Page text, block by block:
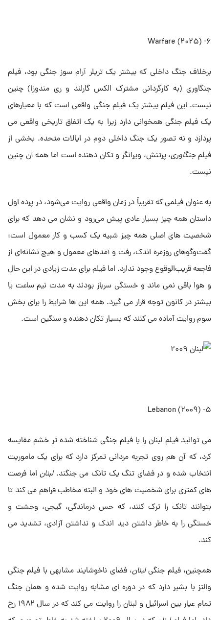
۶- Warfare (۲۰۲۵)
برخلاف جنگ داخلی که بیشتر یک تریلر آرام سوز جنگی بود، فیلم
جنگاوری (به کارگردانی مشترک الکس گارلند و ری مندوزا) چنین
نیست. این فیلم بیشتر یک فیلم جنگی واقعی است که با معیارهای
یک فیلم جنگی همخوانی دارد زیرا به یک اتفاق تاریخی واقعی می
پردازد و نه تصور یک جنگ داخلی دوم در ایالات متحده. بخشی از
فیلمجنگاوری، پرتنش، ویرانگر و تکان دهنده است اما همه آن چنین
نیست.
به عنوان فیلمی که تقریباً در زمان واقعی روایت می‌شود، در پرده اول
داستان همه چیز بسیار عادی پیش می‌رود و نشان می دهد که برای
شخصیت های اصلی همه چیز شبیه یک کسب و کار معمول است:
گفت‌وگوهای روزمره اندک، رفت و آمدهای معمول و هیچ نشانه‌ای از
فاجعه قریب‌الوقوع وجود ندارد. اما فیلم برای مدت زیادی در این حال
و هوا باقی نمی ماند و خستگی سرباز بودند به مدت نیم ساعت یا
بیشتر در کانون توجه قرار می گیرد. همه این ها شرایط را برای بخش
سوم روایت آماده می کنند که بسیار تکان دهنده و سنگین است.
۵- Lebanon (۲۰۰۹)
می توانید فیلم لبنان را با فیلم جنگی شناخته شده تر خشم مقایسه
کرد، که آن هم روی تجربه مردانی تمرکز دارد که برای یک ماموریت
انتخاب شده و در فضای تنگ یک تانک می جنگند.لبناناما فرصت
های کمتری برای شخصیت های خود و البته مخاطب فراهم می کند تا
بتوانند تانک را ترک کنند، که حس درماندگی، گیجی، وحشت و
خستگی را به خاطر داشتن دید اندک و نداشتن آزادی، تشدید می
کند.
همچنین، فیلم جنگیلبنان، فضای ناخوشایند مشابهی با فیلم جنگی
والتز با بشیر دارد که در دوره ای مشابه روایت شده و همان جنگ
تمام عیار بین اسرائیل و لبنان را روایت می کند که در سال ۱۹۸۲ رخ